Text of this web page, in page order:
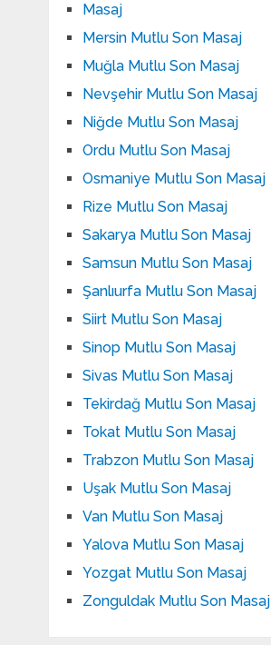
Masaj
Mersin Mutlu Son Masaj
Muğla Mutlu Son Masaj
Nevşehir Mutlu Son Masaj
Niğde Mutlu Son Masaj
Ordu Mutlu Son Masaj
Osmaniye Mutlu Son Masaj
Rize Mutlu Son Masaj
Sakarya Mutlu Son Masaj
Samsun Mutlu Son Masaj
Şanlıurfa Mutlu Son Masaj
Siirt Mutlu Son Masaj
Sinop Mutlu Son Masaj
Sivas Mutlu Son Masaj
Tekirdağ Mutlu Son Masaj
Tokat Mutlu Son Masaj
Trabzon Mutlu Son Masaj
Uşak Mutlu Son Masaj
Van Mutlu Son Masaj
Yalova Mutlu Son Masaj
Yozgat Mutlu Son Masaj
Zonguldak Mutlu Son Masaj